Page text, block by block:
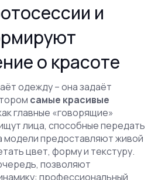
и
о красоте
одежду – она задаёт
самые красивые
главные «говорящие»
лица, способные передать
модели предоставляют живой
цвет, форму и текстуру.
позволяют
профессиональный